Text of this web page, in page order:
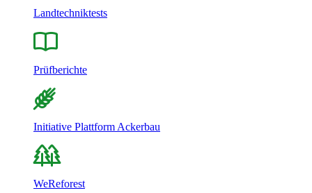
Landtechniktests
Prüfberichte
Initiative Plattform Ackerbau
WeReforest